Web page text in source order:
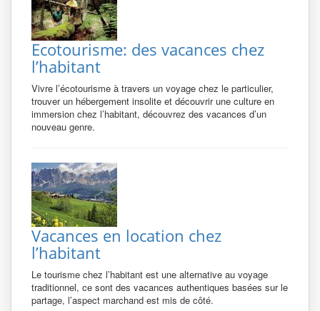
Ecotourisme: des vacances chez
l’habitant
Vivre l’écotourisme à travers un voyage chez le particulier,
trouver un hébergement insolite et découvrir une culture en
immersion chez l’habitant, découvrez des vacances d’un
nouveau genre.
Vacances en location chez
l’habitant
Le tourisme chez l’habitant est une alternative au voyage
traditionnel, ce sont des vacances authentiques basées sur le
partage, l’aspect marchand est mis de côté.